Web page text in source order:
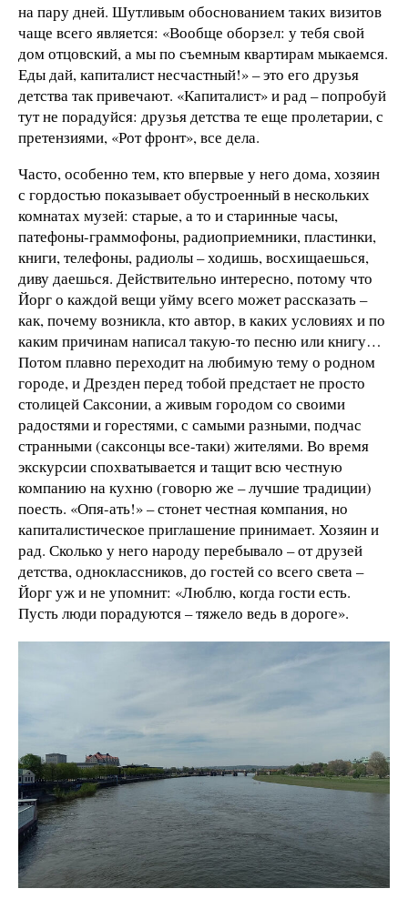
на пару дней. Шутливым обоснованием таких визитов
чаще всего является: «Вообще оборзел: у тебя свой
дом отцовский, а мы по съемным квартирам мыкаемся.
Еды дай, капиталист несчастный!» – это его друзья
детства так привечают. «Капиталист» и рад – попробуй
тут не порадуйся: друзья детства те еще пролетарии, с
претензиями, «Рот фронт», все дела.
Часто, особенно тем, кто впервые у него дома, хозяин
с гордостью показывает обустроенный в нескольких
комнатах музей: старые, а то и старинные часы,
патефоны-граммофоны, радиоприемники, пластинки,
книги, телефоны, радиолы – ходишь, восхищаешься,
диву даешься. Действительно интересно, потому что
Йорг о каждой вещи уйму всего может рассказать –
как, почему возникла, кто автор, в каких условиях и по
каким причинам написал такую-то песню или книгу…
Потом плавно переходит на любимую тему о родном
городе, и Дрезден перед тобой предстает не просто
столицей Саксонии, а живым городом со своими
радостями и горестями, с самыми разными, подчас
странными (саксонцы все-таки) жителями. Во время
экскурсии спохватывается и тащит всю честную
компанию на кухню (говорю же – лучшие традиции)
поесть. «Опя-ать!» – стонет честная компания, но
капиталистическое приглашение принимает. Хозяин и
рад. Сколько у него народу перебывало – от друзей
детства, одноклассников, до гостей со всего света –
Йорг уж и не упомнит: «Люблю, когда гости есть.
Пусть люди порадуются – тяжело ведь в дороге».